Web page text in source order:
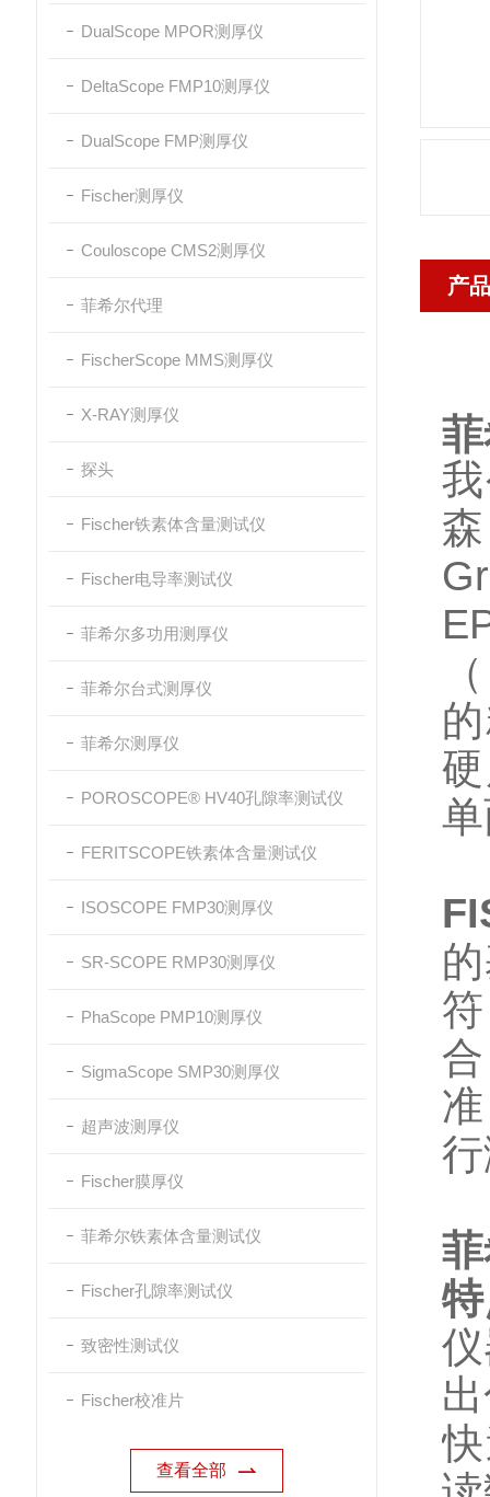
DualScope MPOR测厚仪
DeltaScope FMP10测厚仪
DualScope FMP测厚仪
Fischer测厚仪
Couloscope CMS2测厚仪
菲希尔代理
FischerScope MMS测厚仪
X-RAY测厚仪
探头
Fischer铁素体含量测试仪
Fischer电导率测试仪
菲希尔多功用测厚仪
菲希尔台式测厚仪
菲希尔测厚仪
POROSCOPE® HV40孔隙率测试仪
FERITSCOPE铁素体含量测试仪
ISOSCOPE FMP30测厚仪
SR-SCOPE RMP30测厚仪
PhaScope PMP10测厚仪
SigmaScope SMP30测厚仪
超声波测厚仪
Fischer膜厚仪
菲希尔铁素体含量测试仪
Fischer孔隙率测试仪
致密性测试仪
Fischer校准片
查看全部
产
符